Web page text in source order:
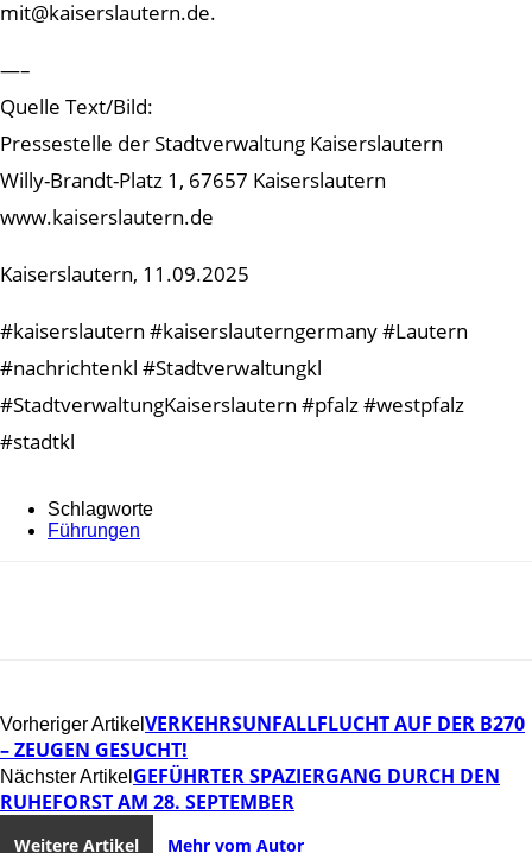
mit@kaiserslautern.de.
—–
Quelle Text/Bild:
Pressestelle der Stadtverwaltung Kaiserslautern
Willy-Brandt-Platz 1, 67657 Kaiserslautern
www.kaiserslautern.de
Kaiserslautern, 11.09.2025
#kaiserslautern #kaiserslauterngermany #Lautern
#nachrichtenkl #Stadtverwaltungkl
#StadtverwaltungKaiserslautern #pfalz #westpfalz
#stadtkl
Schlagworte
Führungen
Vorheriger Artikel VERKEHRSUNFALLFLUCHT AUF DER B270
– ZEUGEN GESUCHT!
Nächster Artikel GEFÜHRTER SPAZIERGANG DURCH DEN
RUHEFORST AM 28. SEPTEMBER
Weitere Artikel Mehr vom Autor